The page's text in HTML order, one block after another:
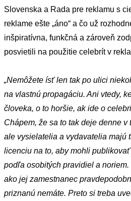
Slovenska a Rada pre reklamu s
reklame ešte „áno“ a čo už
inšpiratívna, funkčná a zároveň
posvietili na použitie celebrít v
„Nemôžete ísť len tak po ulici
na vlastnú propagáciu. Ani vtedy,
človeka, o to horšie, ak ide o
Chápem, že sa to tak deje denne
ale vysielatelia a vydavatelia majú
licenciu na to, aby mohli
podľa osobitých pravidiel a
ako jej zamestnanec
priznanú nemáte. Preto si treba